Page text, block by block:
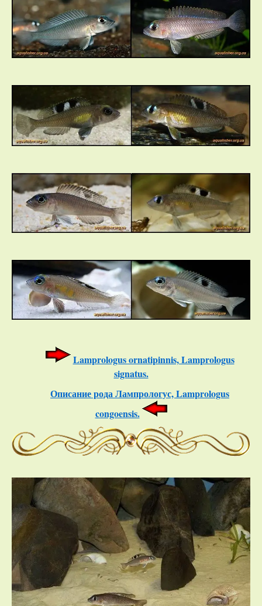
Lamprologus ornatipinnis, Lamprologus
signatus.
Описание родаЛампрологус, Lamprologus
congoensis.